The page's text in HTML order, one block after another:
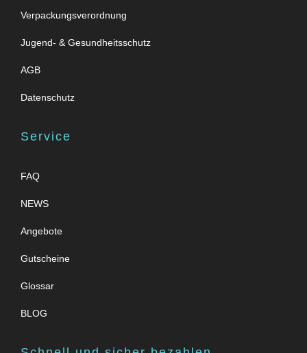
Verpackungsverordnung
Jugend- & Gesundheitsschutz
AGB
Datenschutz
Service
FAQ
NEWS
Angebote
Gutscheine
Glossar
BLOG